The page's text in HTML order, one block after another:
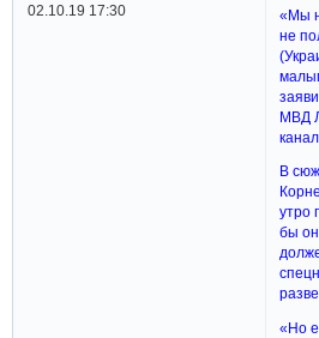
02.10.19 17:30
«Мы
не
МВД
В
утро
бы
«Но